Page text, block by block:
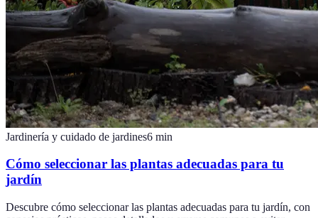
Jardinería y cuidado de jardines6 min
Cómo seleccionar las plantas adecuadas para tu
jardín
Descubre cómo seleccionar las plantas adecuadas para tu jardín, con